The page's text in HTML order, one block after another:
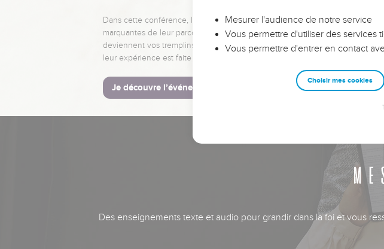
Dans cette conférence, leaders, entrepreneurs, et responsables reviennent
marquantes de leur parcours et les clés pour avancer avec plus de sagesse
deviennent vos tremplins. Que vous guidiez un ministère, une équipe, un
leur expérience est faite pour vous.
Je découvre l’événement
Des enseignements texte et audio pour grandir dans la foi et vous
Mesurer l'audience de notre service
Vous permettre d'utiliser des services
Vous permettre d'entrer en contact
Choisir mes cookies